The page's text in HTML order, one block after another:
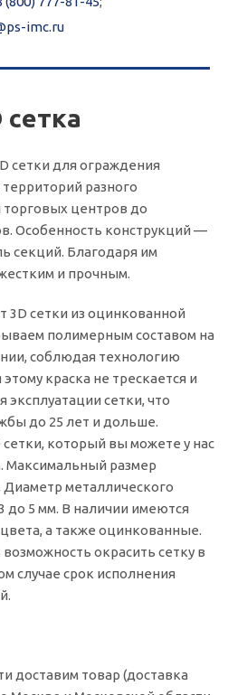
imc.ru
сетка
сетки для ограждения
разного
торговых центров до
Особенность конструкций —
секций. Благодаря им
и прочным.
3D сетки из оцинкованной
полимерным составом на
соблюдая технологию
краска не трескается и
эксплуатации сетки, что
до 25 лет и дольше.
который вы можете у нас
Максимальный размер
Диаметр металлического
до 5 мм. В наличии имеются
а также оцинкованные.
окрасить сетку в
случае срок исполнения
доставим товар (доставка